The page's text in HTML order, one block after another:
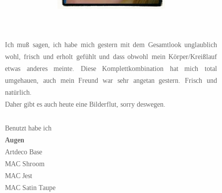
Ich muß sagen, ich habe mich gestern mit dem Gesamtlook unglaublich
wohl, frisch und erholt gefühlt und dass obwohl mein Körper/Kreißlauf
etwas anderes meinte. Diese Komplettkombination hat mich total
umgehauen, auch mein Freund war sehr angetan gestern. Frisch und
natürlich.
Daher gibt es auch heute eine Bilderflut, sorry deswegen.
Benutzt habe ich
Augen
Artdeco Base
MAC Shroom
MAC Jest
MAC Satin Taupe